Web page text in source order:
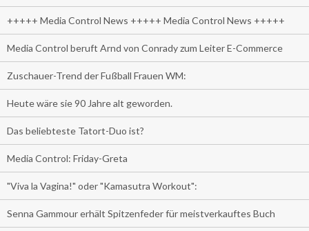
+++++ Media Control News +++++ Media Control News +++++
Media Control beruft Arnd von Conrady zum Leiter E-Commerce
Zuschauer-Trend der Fußball Frauen WM:
Heute wäre sie 90 Jahre alt geworden.
Das beliebteste Tatort-Duo ist?
Media Control: Friday-Greta
"Viva la Vagina!" oder "Kamasutra Workout":
Senna Gammour erhält Spitzenfeder für meistverkauftes Buch